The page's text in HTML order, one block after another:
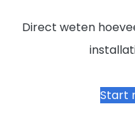
Direct weten
Start